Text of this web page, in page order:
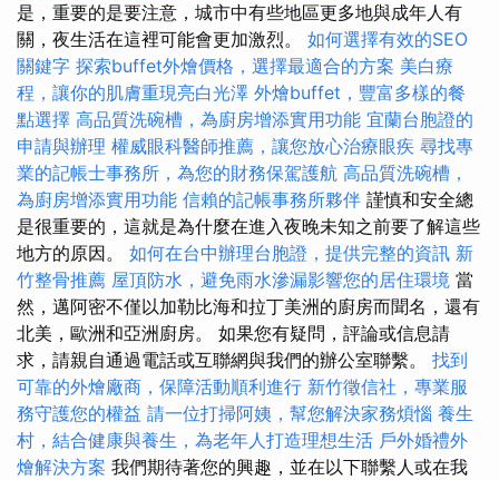
是，重要的是要注意，城市中有些地區更多地與成年人有
關，夜生活在這裡可能會更加激烈。 如何選擇有效的SEO
關鍵字 探索buffet外燴價格，選擇最適合的方案 美白療
程，讓你的肌膚重現亮白光澤 外燴buffet，豐富多樣的餐
點選擇 高品質洗碗槽，為廚房增添實用功能 宜蘭台胞證的
申請與辦理 權威眼科醫師推薦，讓您放心治療眼疾 尋找專
業的記帳士事務所，為您的財務保駕護航 高品質洗碗槽，
為廚房增添實用功能 信賴的記帳事務所夥伴 謹慎和安全總
是很重要的，這就是為什麼在進入夜晚未知之前要了解這些
地方的原因。 如何在台中辦理台胞證，提供完整的資訊 新
竹整骨推薦 屋頂防水，避免雨水滲漏影響您的居住環境 當
然，邁阿密不僅以加勒比海和拉丁美洲的廚房而聞名，還有
北美，歐洲和亞洲廚房。 如果您有疑問，評論或信息請
求，請親自通過電話或互聯網與我們的辦公室聯繫。 找到
可靠的外燴廠商，保障活動順利進行 新竹徵信社，專業服
務守護您的權益 請一位打掃阿姨，幫您解決家務煩惱 養生
村，結合健康與養生，為老年人打造理想生活 戶外婚禮外
燴解決方案 我們期待著您的興趣，並在以下聯繫人或在我